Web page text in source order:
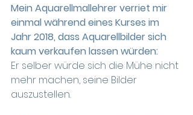
Mein Aquarellmallehrer verriet mir
einmal während eines Kurses im
Jahr 2018, dass Aquarellbilder sich
kaum verkaufen lassen würden:
Er selber würde sich die Mühe nicht
mehr machen, seine Bilder
auszustellen.